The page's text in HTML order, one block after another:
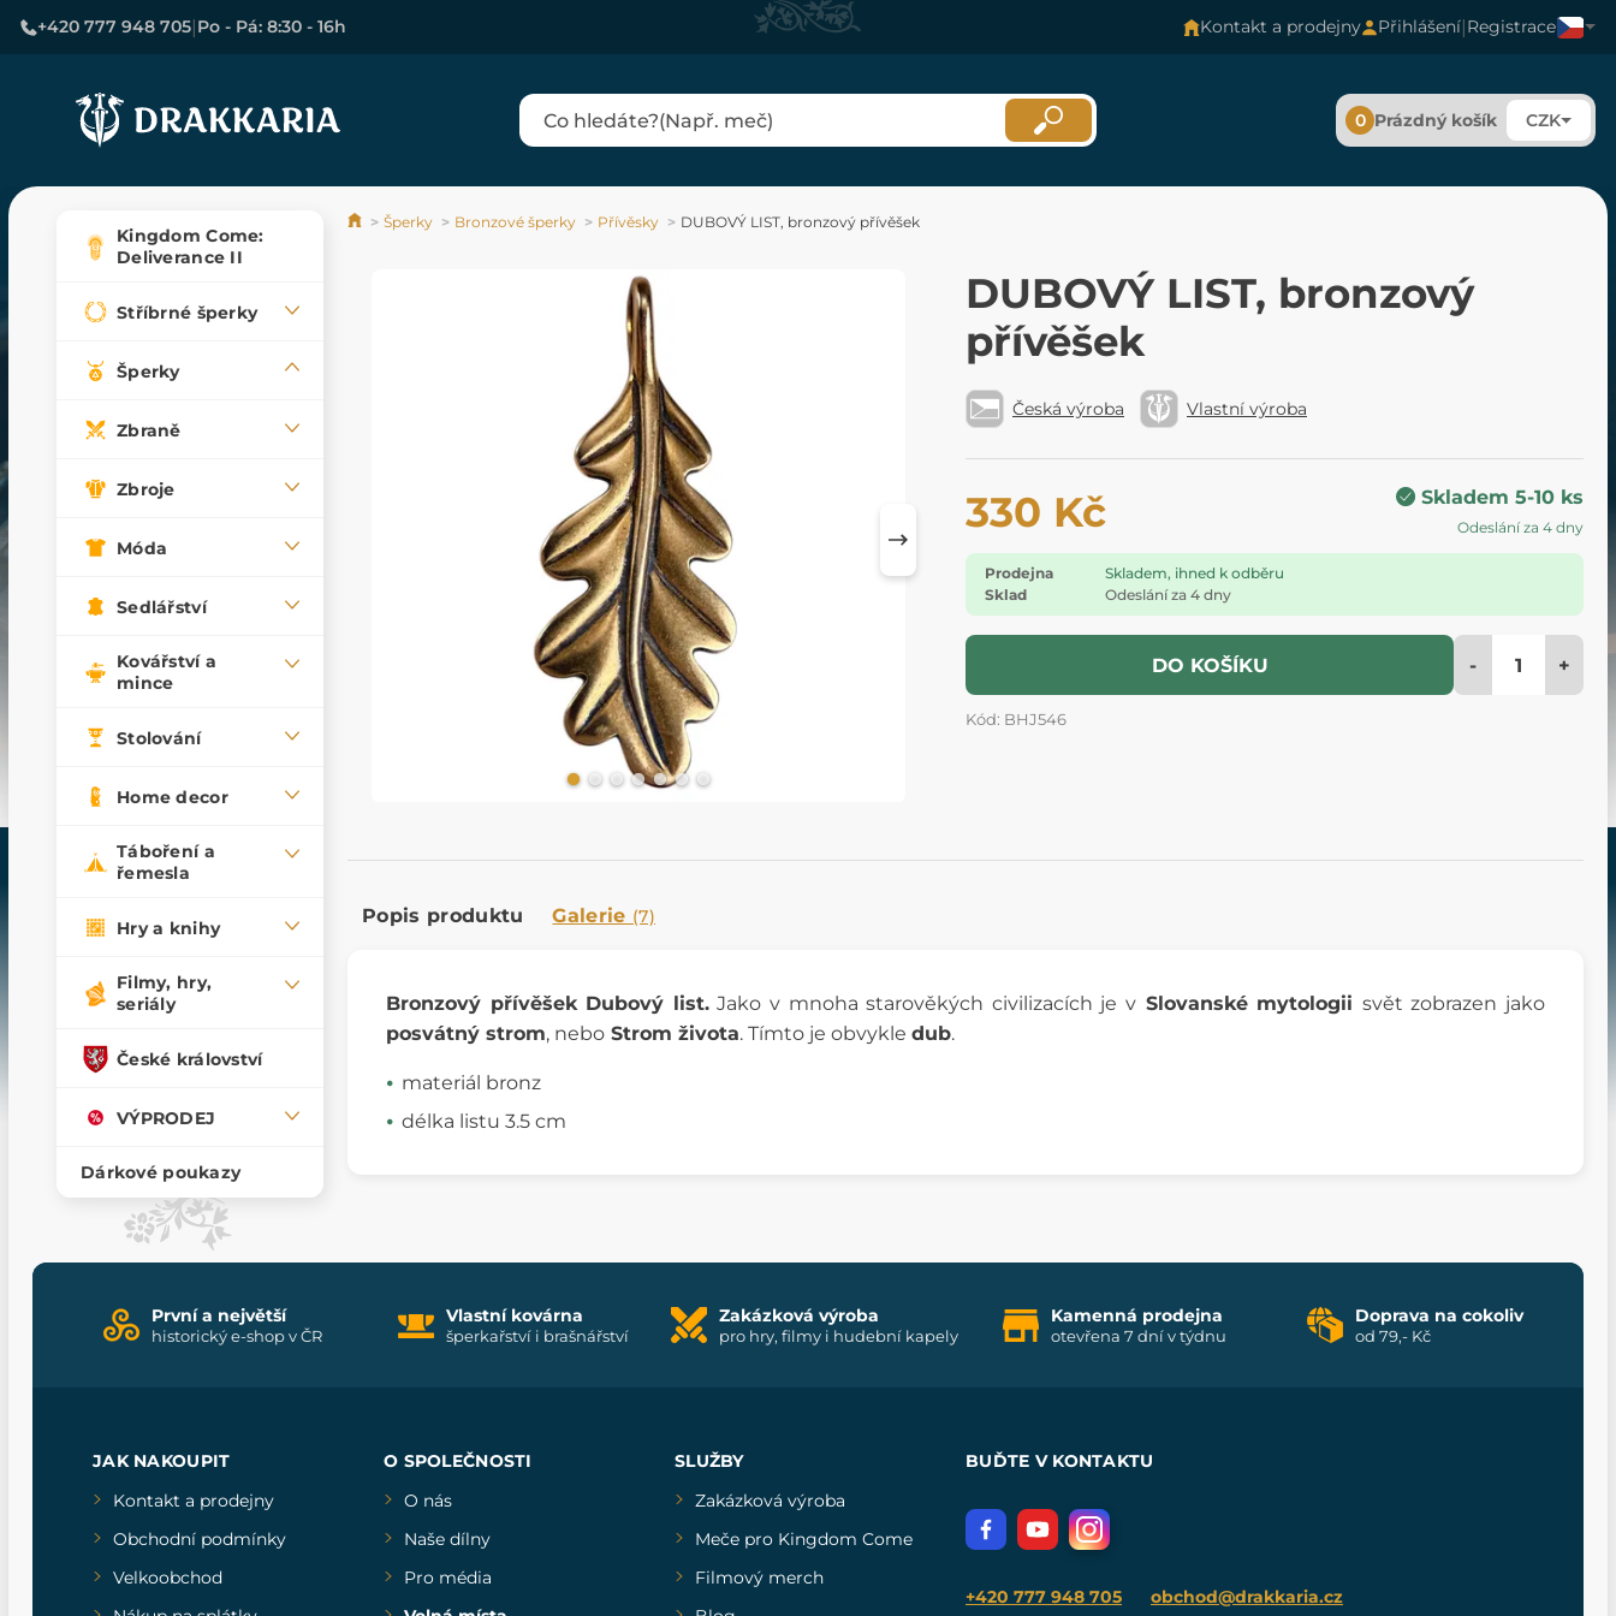
+420 777 948 705|Po - Pá: 8:30 - 16h Kontakt a prodejny Přihlášení|Registrace
0 Prázdný košík CZK
Kingdom Come:
Deliverance II
Stříbrné šperky
Šperky
Zbraně
Zbroje
Móda
Sedlářství
Kovářství a
mince
Stolování
Home decor
Táboření a
řemesla
Hry a knihy
Filmy, hry,
seriály
České království
VÝPRODEJ
Dárkové poukazy
Šperky Bronzové šperky Přívěsky DUBOVÝ LIST, bronzový přívěšek
DUBOVÝ LIST, bronzový
přívěšek
Česká výroba Vlastní výroba
330 Kč Skladem 5-10 ks
Odeslání za 4 dny
Prodejna
Skladem, ihned k odběru
Sklad
Odeslání za 4 dny
DO KOŠÍKU - +
Kód: BHJ546
Popis produktu Galerie (7)
Bronzový přívěšek Dubový list.Jako v mnoha starověkých civilizacích je v Slovanské mytologii svět zobrazen jako
posvátný strom, nebo Strom života. Tímto je obvykle dub.
materiál bronz
délka listu 3.5 cm
První a největší
historický e-shop v ČR
Vlastní kovárna
šperkařství i brašnářství
Zakázková výroba
pro hry, filmy i hudební kapely
Kamenná prodejna
otevřena 7 dní v týdnu
Doprava na cokoliv
od 79,- Kč
JAK NAKOUPIT
Kontakt a prodejny
Obchodní podmínky
Velkoobchod
O SPOLEČNOSTI
O nás
Naše dílny
Pro média
SLUŽBY
Zakázková výroba
Meče pro Kingdom Come
Filmový merch
BUĎTE V KONTAKTU
+420 777 948 705 obchod@drakkaria.cz